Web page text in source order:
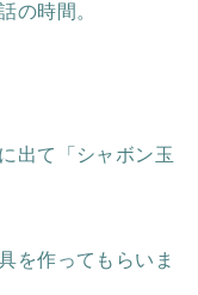
の時間。
出て「シャボン玉
を作ってもらいま